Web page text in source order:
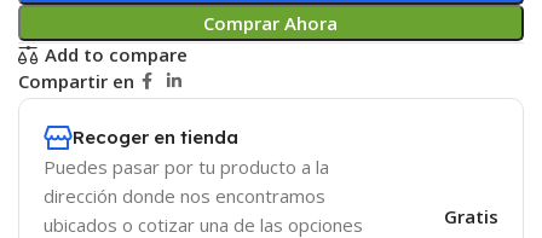
Comprar Ahora
Add to compare
Compartir en
Recoger en tienda
Puedes pasar por tu producto a la
dirección donde nos encontramos
ubicados o cotizar una de las opciones
Gratis